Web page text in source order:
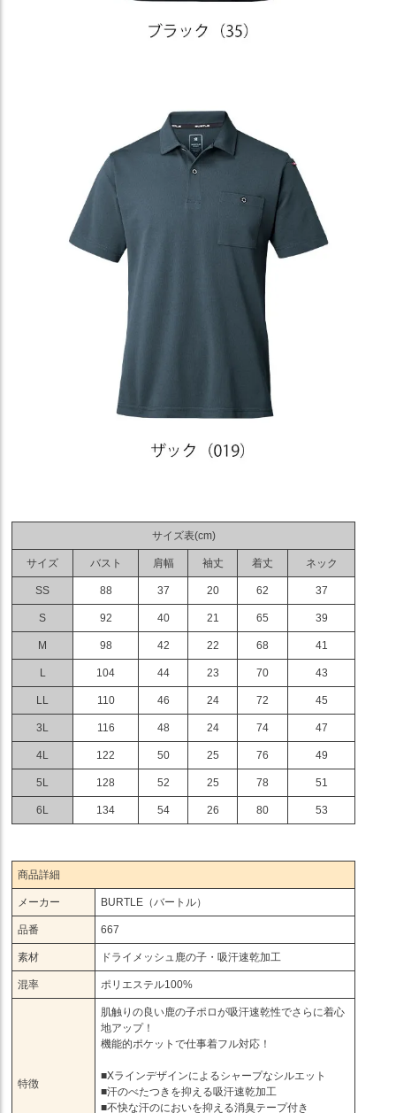
サイズ表(cm)
サイズ バスト 肩幅 袖丈 着丈 ネック
SS 88 37 20 62 37
S 92 40 21 65 39
M 98 42 22 68 41
L 104 44 23 70 43
LL 110 46 24 72 45
3L 116 48 24 74 47
4L 122 50 25 76 49
5L 128 52 25 78 51
6L 134 54 26 80 53
商品詳細
メーカー BURTLE（バートル）
品番 667
素材 ドライメッシュ鹿の子・吸汗速乾加工
混率 ポリエステル100%
特徴
肌触りの良い鹿の子ポロが吸汗速乾性でさらに着心
地アップ！
機能的ポケットで仕事着フル対応！
■Xラインデザインによるシャープなシルエット
■汗のべたつきを抑える吸汗速乾加工
■不快な汗のにおいを抑える消臭テープ付き